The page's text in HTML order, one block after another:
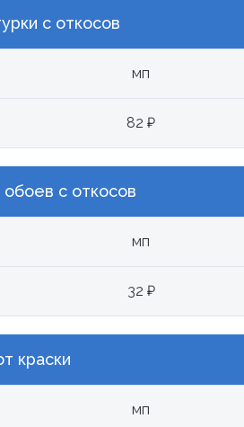
с откосов
мп
82 ₽
с откосов
мп
32 ₽
краски
мп